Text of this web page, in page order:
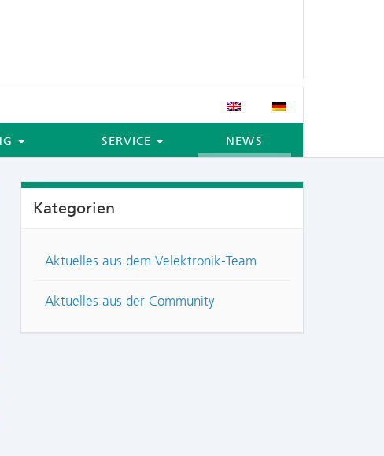
SERVICE NEWS
Kategorien
Aktuelles aus dem Velektronik-Team
Aktuelles aus der Community